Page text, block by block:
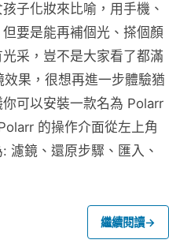
子化妝來比喻，用手機、
要是能再補個光、搽個顏
采，豈不是大家看了都滿
果，很想再進一步體驗猶
可以安裝一款名為 Polarr
的操作介面從左上角
濾鏡、還原步驟、匯入、
繼續閱讀→